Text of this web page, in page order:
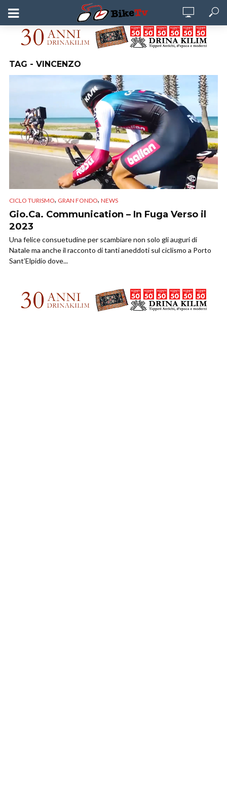
TAG - VINCENZO
CICLO TURISMO, GRAN FONDO, NEWS
Gio.Ca. Communication – In Fuga Verso il
2023
Una felice consuetudine per scambiare non solo gli auguri di
Natale ma anche il racconto di tanti aneddoti sul ciclismo a Porto
Sant’Elpidio dove...